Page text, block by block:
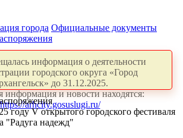
города Официальные документы
информация о деятельности
городского округа «Город
до 31.12.2025.
информация и новости находятся:
https://arhcity.gosuslugi.ru/
году V открытого городского фестиваля
"Радуга надежд"